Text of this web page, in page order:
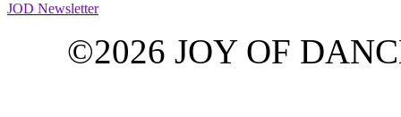
JOD Newsletter
©2026 JOY OF